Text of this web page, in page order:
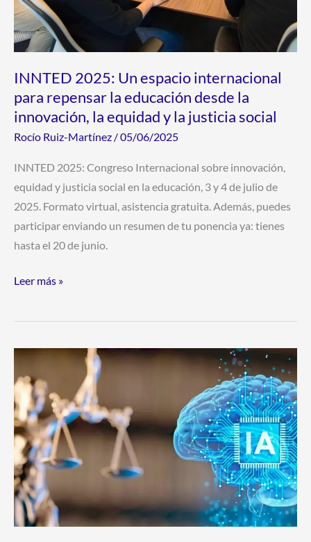
INNTED 2025: Un espacio internacional
para repensar la educación desde la
innovación, la equidad y la justicia social
Rocío Ruiz-Martínez /05/06/2025
INNTED 2025: Congreso Internacional sobre innovación,
equidad y justicia social en la educación, 3 y 4 de julio de
2025. Formato virtual, asistencia gratuita. Además, puedes
participar enviando un resumen de tu ponencia ya: tienes
hasta el 20 de junio.
la
educación
desde
innovación,
la
equidad
y
la
justicia
social
Leer más »
XIX
Congreso
Internacional
de
Internet,
Derecho
y
Política
“Desafíos